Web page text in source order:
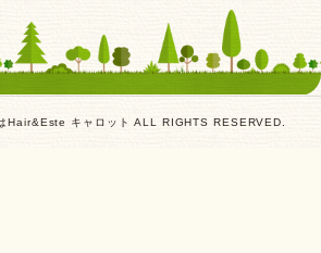
Hair&Este キャロット ALL RIGHTS RESERVED.